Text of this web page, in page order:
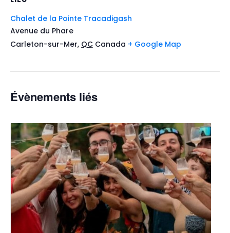
Chalet de la Pointe Tracadigash
Avenue du Phare
Carleton-sur-Mer, QC Canada + Google Map
Évènements liés